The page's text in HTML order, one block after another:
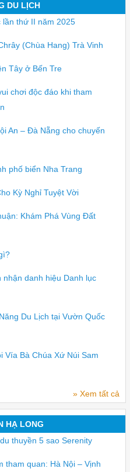
DU LỊCH
lần thứ II năm 2025
(Chùa Hang) Trà Vinh
Tây ở Bến Tre
chơi độc đáo khi tham
An – Đà Nẵng cho chuyến
phố biển Nha Trang
Kỳ Nghỉ Tuyệt Vời
Khám Phá Vùng Đất
danh hiệu Danh lục
Du Lịch tại Vườn Quốc
Vía Bà Chúa Xứ Núi Sam
» Xem tất cả
HẠ LONG
thuyền 5 sao Serenity
tham quan: Hà Nội – Vịnh